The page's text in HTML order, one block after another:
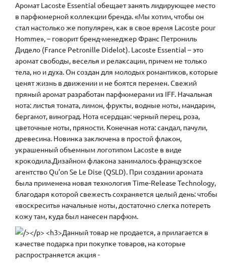
Аромат Lacoste Essential обещает занять лидирующее место
в парфюмерной коллекции бренда. «Мы хотим, чтобы он
стал настолько же популярен, как в свое время Lacoste pour
Homme», – говорит бренд-менеджер Франс Петрониль
Дидело (France Petronille Didelot). Lacoste Essential – это
аромат свободы, веселья и релаксации, причем не только
тела, но и духа. Он создан для молодых романтиков, которые
ценят жизнь в движении и не боятся перемен. Свежий
пряный аромат разработан парфюмерами из IFF. Начальная
нота: листья томата, лимон, фрукты, водные ноты, мандарин,
бергамот, виноград. Нота «сердца»: черный перец, роза,
цветочные ноты, пряности. Конечная нота: сандал, пачули,
древесина. Новинка заключена в простой флакон,
украшенный объемным логотипом Lacoste в виде
крокодила.Дизайном флакона занималось французское
агентство Qu’on Se Le Dise (QSLD). При создании аромата
была применена новая технология Time-Release Technology,
благодаря которой свежесть сохраняется целый день: чтобы
«воскресить» начальные ноты, достаточно слегка потереть
кожу там, куда был нанесен парфюм.